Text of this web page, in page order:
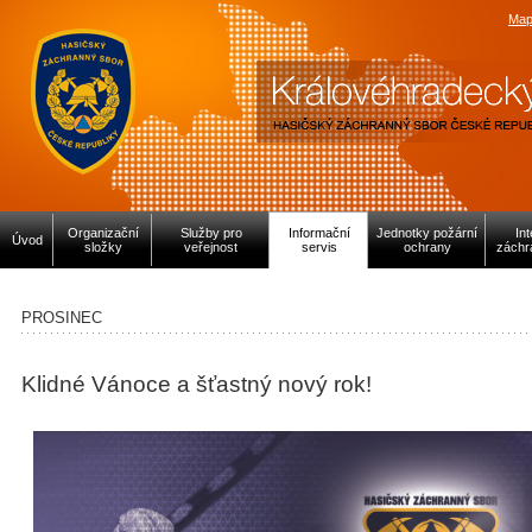
Úvod
Organizační
složky
Služby pro
veřejnost
Informační
servis
Jednotky požární
ochrany
PROSINEC
Klidné Vánoce a šťastný nový rok!